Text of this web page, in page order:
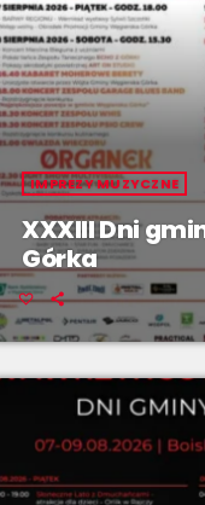
IMPREZY MUZYCZNE
XXXIII Dni
Górka